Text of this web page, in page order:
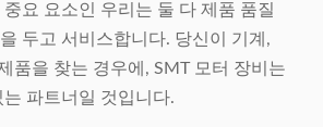
요 요소인 우리는 둘 다 제품 품질
두고 서비스합니다. 당신이 기계,
품을 찾는 경우에, SMT 모터 장비는
파트너일 것입니다.